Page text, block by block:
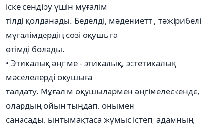
іске сендіру үшін мұғалім
тілді қолданады. Беделді, мәдениетті, тәжірибелі
мұғалімдердің сөзі оқушыға
өтімді болады.
• Этикалық әңгіме - этикалық, эстетикалық
мәселелерді оқушыға
талдату. Мұғалім оқушылармен әңгімелескенде,
олардың ойын тыңдап, онымен
санасады, ынтымақтаса жұмыс істеп, адамның